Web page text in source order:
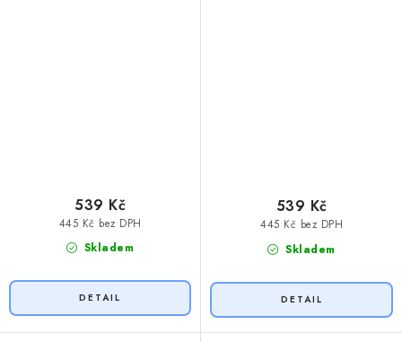
Skladem
445 Kč bez DPH
539 Kč
Skladem
445 Kč bez DPH
539 Kč